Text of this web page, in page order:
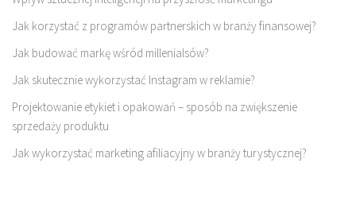
Jak korzystać z programów partnerskich w branży finansowej?
Jak budować markę wśród millenialsów?
Jak skutecznie wykorzystać Instagram w reklamie?
Projektowanie etykiet i opakowań – sposób na zwiększenie
sprzedaży produktu
Jak wykorzystać marketing afiliacyjny w branży turystycznej?